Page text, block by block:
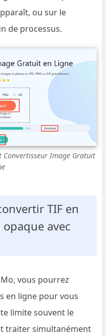
ou sur le
de processus.
Convertisseur Image Gratuit
TIF en
avec
vous pourrez
en ligne pour vous
limite souvent le
traiter simultanément